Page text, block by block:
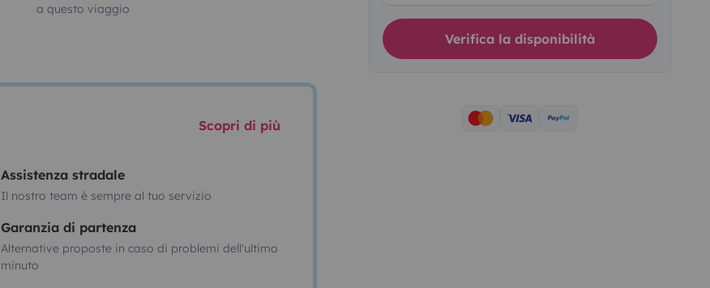
a questo viaggio
Scopri di più
Assistenza stradale
Il nostro team è sempre al tuo servizio
Garanzia di partenza
Alternative proposte in caso di problemi dell'ultimo
minuto
Verifica la disponibilità